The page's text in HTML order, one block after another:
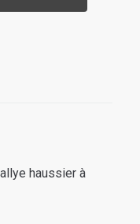
haussier à